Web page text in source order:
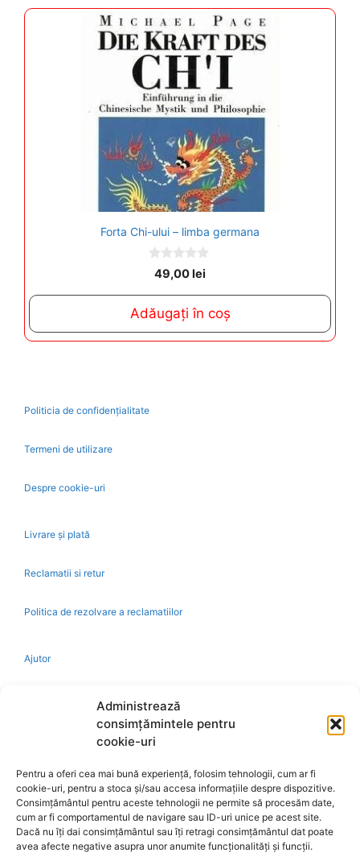
Administrează
consimțămintele pentru
cookie-uri
Pentru a oferi cea mai bună experiență, folosim tehnologii, cum ar fi
cookie-uri, pentru a stoca și/sau accesa informațiile despre dispozitive.
Consimțământul pentru aceste tehnologii ne permite să procesăm date,
cum ar fi comportamentul de navigare sau ID-uri unice pe acest site.
Dacă nu îți dai consimțământul sau îți retragi consimțământul dat poate
avea afecte negative asupra unor anumite funcționalități și funcții.
Forta Chi-ului – limba germana
o
o
5
49,00lei
Adăugați în coș
Politicia de confidențialitate
Termeni de utilizare
Despre cookie-uri
Livrare și plată
Reclamatii si retur
Politica de rezolvare a reclamatiilor
Ajutor
Retragere din contract
A.N.P.C.